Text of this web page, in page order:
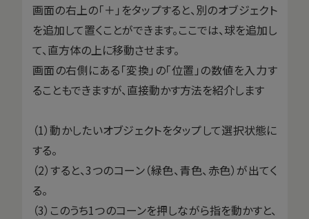
画面の右上の「＋」をタップすると、別のオブジェクト
を追加して置くことができます。ここでは、球を追加し
て、直方体の上に移動させます。
画面の右側にある「変換」の「位置」の数値を入力す
ることもできますが、直接動かす方法を紹介します
（1）動かしたいオブジェクトをタップして選択状態に
する。
（2）すると、3つのコーン（緑色、青色、赤色）が出てく
る。
（3）このうち1つのコーンを押しながら指を動かすと、